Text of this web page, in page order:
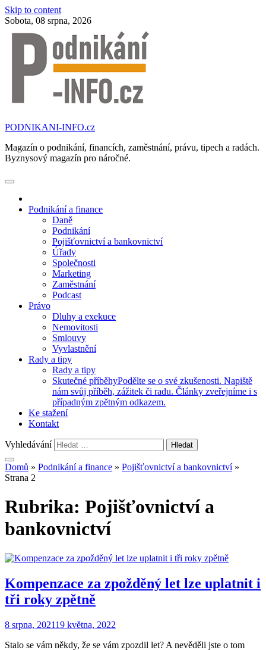
Skip to content
Sobota, 08 srpna, 2026
PODNIKANI-INFO.cz
Magazín o podnikání, financích, zaměstnání, právu, tipech a radách.
Byznysový magazín pro náročné.
Podnikání a finance
Daně
Podnikání
Pojišťovnictví a bankovnictví
Úřady
Společnosti
Marketing
Zaměstnání
Podcast
Právo
Dluhy a exekuce
Nemovitosti
Smlouvy
Vyvlastnění
Rady a tipy
Rady a tipy
Skutečné příběhyPodělte se o své zkušenosti. Napiště
nám svůj příběh, zážitek či radu. Články zveřejníme i s
případným zpětným odkazem.
Ke stažení
Kontakt
Vyhledávání
Domů » Podnikání a finance » Pojišťovnictví a bankovnictví»
Strana 2
Rubrika: Pojišťovnictví a
bankovnictví
Kompenzace za zpožděný let lze uplatnit i
tři roky zpětně
8 srpna, 202119 května, 2022
Stalo se vám někdy, že se vám zpozdil let? A nevěděli jste o tom